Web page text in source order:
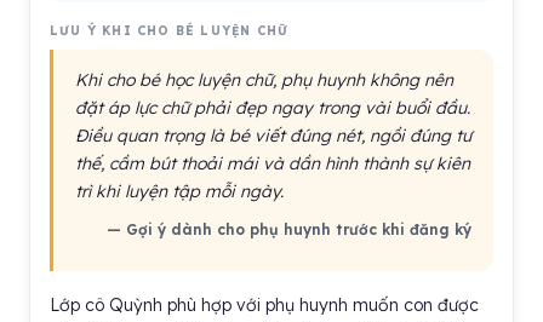
LƯU Ý KHI CHO BÉ LUYỆN CHỮ
Khi cho bé học luyện chữ, phụ huynh không nên
đặt áp lực chữ phải đẹp ngay trong vài buổi đầu.
Điều quan trọng là bé viết đúng nét, ngồi đúng tư
thế, cầm bút thoải mái và dần hình thành sự kiên
trì khi luyện tập mỗi ngày.
— Gợi ý dành cho phụ huynh trước khi đăng ký
Lớp cô Quỳnh phù hợp với phụ huynh muốn con được